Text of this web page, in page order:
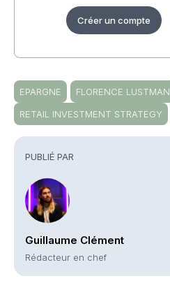
PUBLIÉ PAR
Guillaume Clément
Rédacteur en chef
Créer un compte
EPARGNE FLORENCE LUSTMAN
RETAIL INVESTMENT STRATEGY